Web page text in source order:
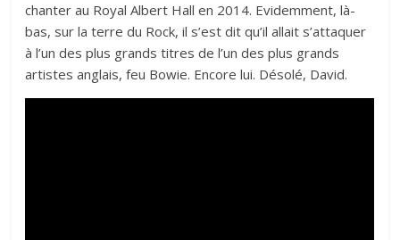
chanter au Royal Albert Hall en 2014. Evidemment, là-
bas, sur la terre du Rock, il s’est dit qu’il allait s’attaquer
à l’un des plus grands titres de l’un des plus grands
artistes anglais, feu Bowie. Encore lui. Désolé, David.